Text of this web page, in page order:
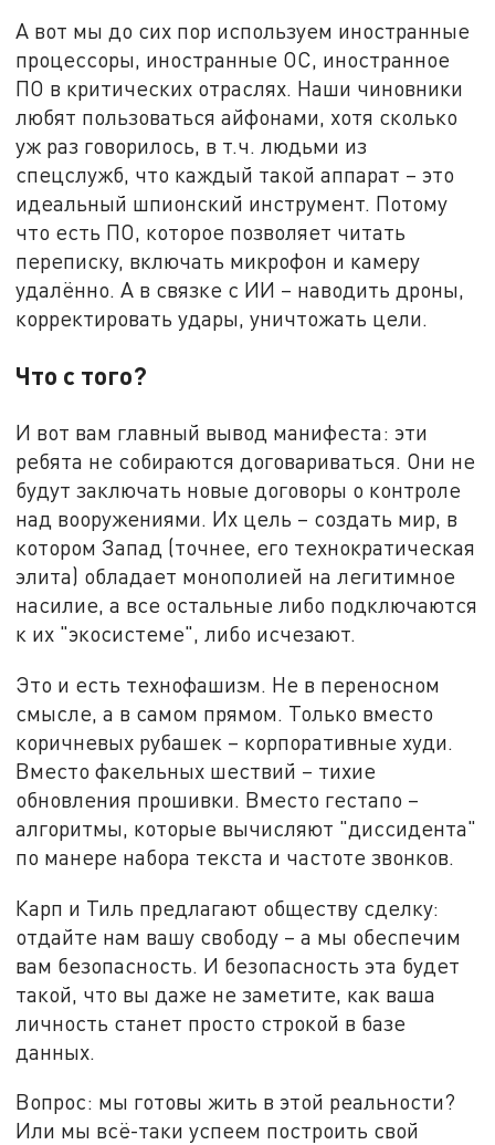
А вот мы до сих пор используем иностранные
процессоры, иностранные ОС, иностранное
ПО в критических отраслях. Наши чиновники
любят пользоваться айфонами, хотя сколько
уж раз говорилось, в т.ч. людьми из
спецслужб, что каждый такой аппарат – это
идеальный шпионский инструмент. Потому
что есть ПО, которое позволяет читать
переписку, включать микрофон и камеру
удалённо. А в связке с ИИ – наводить дроны,
корректировать удары, уничтожать цели.
Что с того?
И вот вам главный вывод манифеста: эти
ребята не собираются договариваться. Они не
будут заключать новые договоры о контроле
над вооружениями. Их цель – создать мир, в
котором Запад (точнее, его технократическая
элита) обладает монополией на легитимное
насилие, а все остальные либо подключаются
к их "экосистеме", либо исчезают.
Это и есть технофашизм. Не в переносном
смысле, а в самом прямом. Только вместо
коричневых рубашек – корпоративные худи.
Вместо факельных шествий – тихие
обновления прошивки. Вместо гестапо –
алгоритмы, которые вычисляют "диссидента"
по манере набора текста и частоте звонков.
Карп и Тиль предлагают обществу сделку:
отдайте нам вашу свободу – а мы обеспечим
вам безопасность. И безопасность эта будет
такой, что вы даже не заметите, как ваша
личность станет просто строкой в базе
данных.
Вопрос: мы готовы жить в этой реальности?
Или мы всё-таки успеем построить свой